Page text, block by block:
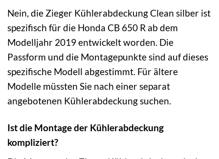
Nein, die Zieger Kühlerabdeckung Clean silber ist
spezifisch für die Honda CB 650 R ab dem
Modelljahr 2019 entwickelt worden. Die
Passform und die Montage­punkte sind auf dieses
spezifische Modell abgestimmt. Für ältere
Modelle müssten Sie nach einer separat
angebotenen Kühlerabdeckung suchen.
Ist die Montage der Kühlerabdeckung
kompliziert?